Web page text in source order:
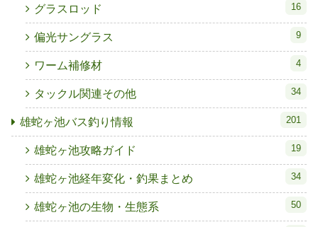
グラスロッド 16
偏光サングラス 9
ワーム補修材 4
タックル関連その他 34
雄蛇ヶ池バス釣り情報 201
雄蛇ヶ池攻略ガイド 19
雄蛇ヶ池経年変化・釣果まとめ 34
雄蛇ヶ池の生物・生態系 50